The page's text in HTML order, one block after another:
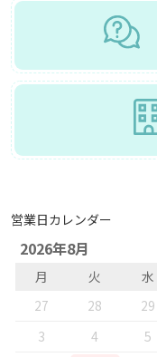
営業日カレンダー
2026年8月
月 火 水
27
28 29
3
4 5